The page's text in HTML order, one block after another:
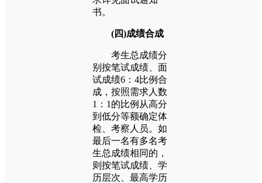
书。
(四)成绩合成
考生总成绩分
别按笔试成绩、面
试成绩6：4比例合
成，按照需求人数
1：1的比例从高分
到低分等额确定体
检、考察人员。如
最后一名有多名考
生总成绩相同的，
则按笔试成绩、学
历层次、最高学历